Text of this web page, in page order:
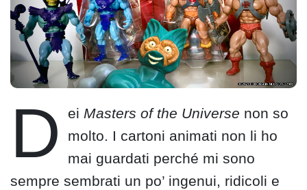
D ei Masters of the Universe non so
molto. I cartoni animati non li ho
mai guardati perché mi sono
sempre sembrati un po’ ingenui, ridicoli e